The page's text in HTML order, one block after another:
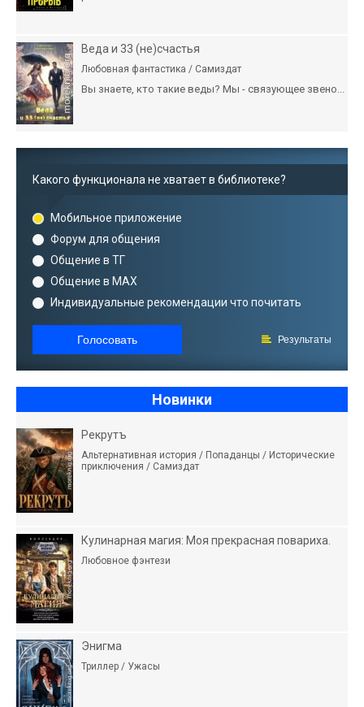
Веда и 33 (не)счастья
Любовная фантастика / Самиздат
Вы знаете, кто такие веды? Мы - связующее звено...
Какого функционала не хватает в библиотеке?
Мобильное приложение
Форум для общения
Общение в ТГ
Общение в MAX
Индивидуальные рекомендации что почитать
Голосовать Результаты
Новинки
Рекрутъ
Альтернативная история / Попаданцы / Исторические
приключения / Самиздат
Кулинарная магия: Моя прекрасная повариха.
Любовное фэнтези
Энигма
Триллер / Ужасы